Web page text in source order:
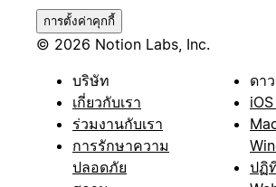
การตั้งค่าคุกกี้
© 2026 Notion Labs, Inc.
บริษัท
เกี่ยวกับเรา
ร่วมงานกับเรา
การรักษาความ
ปลอดภัย
ดา
ปฏิ